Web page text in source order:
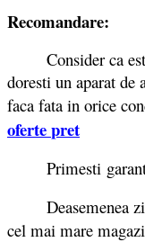
Recomandare:
Consider ca este
doresti un aparat de
faca fata in orice
ofertepret
Primesti
Deasemenea
cel mai mare